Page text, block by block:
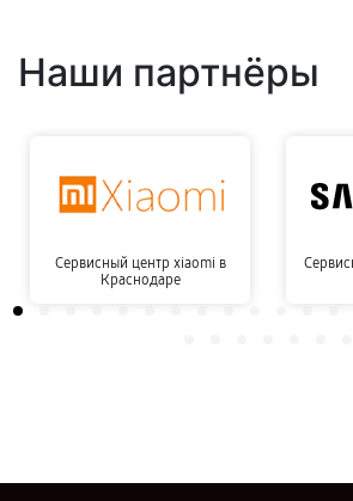
Наши партнёры
Сервисный центр xiaomi в
Краснодаре